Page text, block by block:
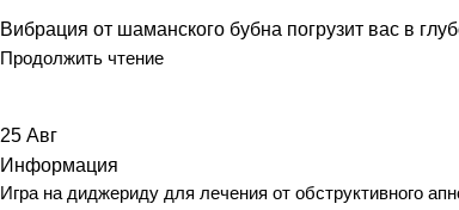
Вибрация от шаманского бубна погрузит вас в
Продолжить чтение
25 Авг
Информация
Игра на диджериду для лечения от обструктивного